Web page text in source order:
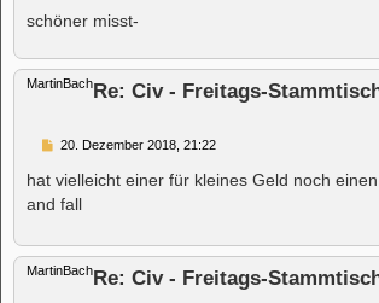
schöner misst-
MartinBachRe: Civ - Freitags-
B
i
t
20. Dezember 2018, 21:22
hat vielleicht einer für kleines Geld noch
and fall
MartinBachRe: Civ - Freitags-